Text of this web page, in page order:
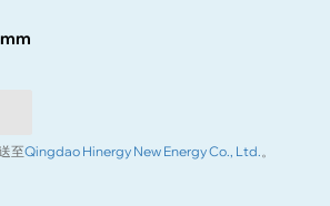
至Qingdao Hinergy New Energy Co., Ltd. 。